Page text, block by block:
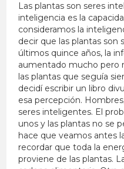
Las plantas son seres
inteligencia es la
consideramos la
decir que las plantas son
últimos quince años, la
aumentado mucho pero
las plantas que seguía
decidí escribir un libro
esa percepción.
seres inteligentes. El
unos y las plantas no se
hace que veamos antes
recordar que toda la
proviene de las plantas.